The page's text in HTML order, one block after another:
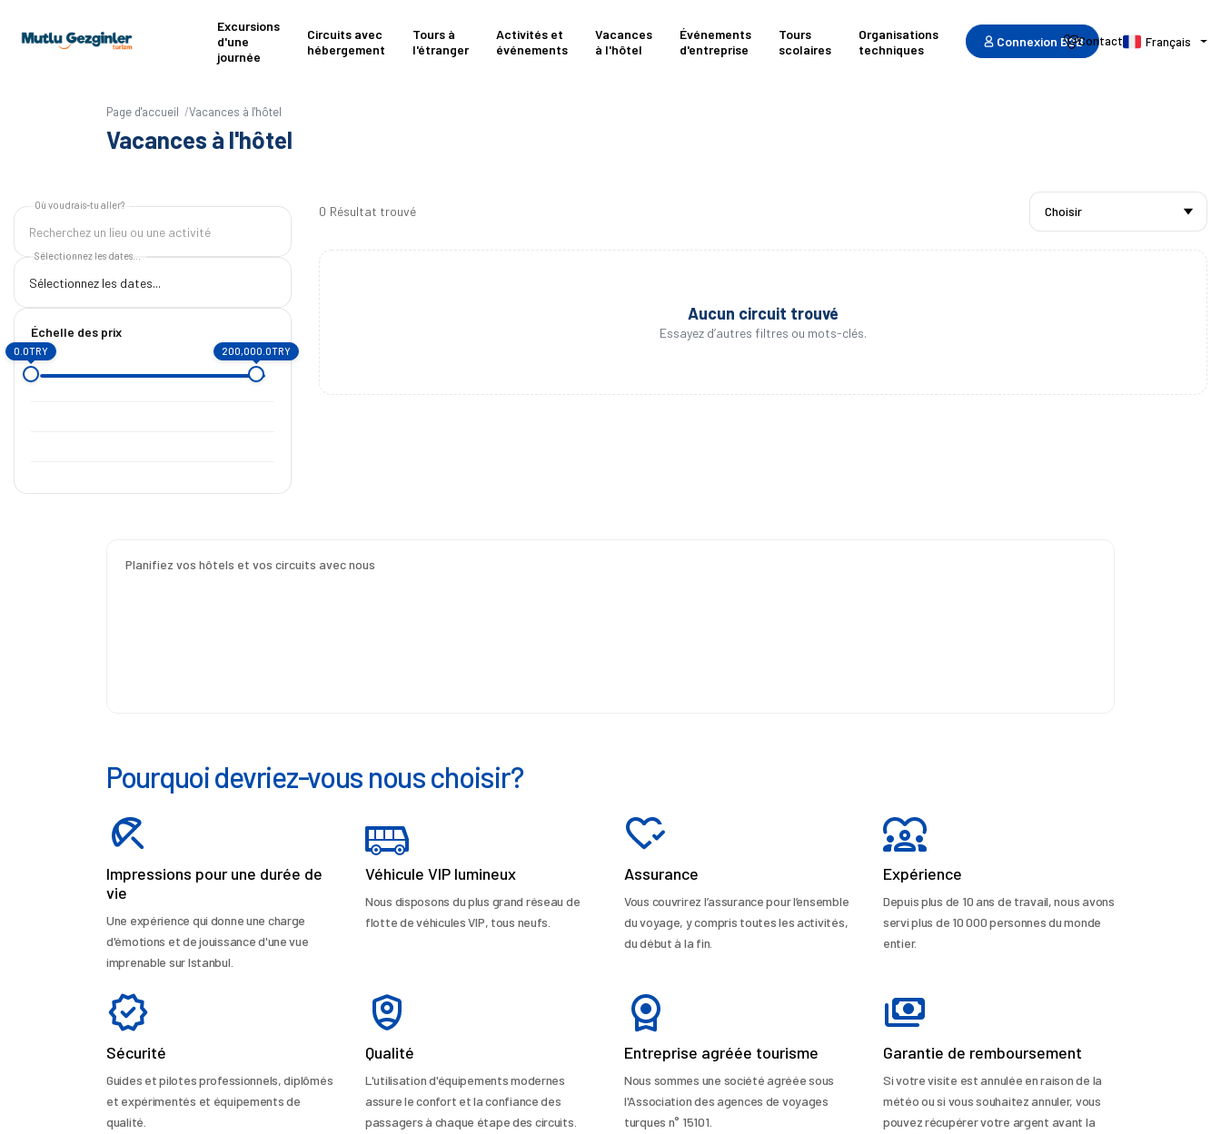
Excursions
d'une
journée
Circuits avec
hébergement
Tours à
l'étranger
Activités et
événements
Vacances
à l'hôtel
Événements
d'entreprise
Tours
scolaires
Organisations
techniques
Connexion B2BContact Français
Page d'accueil Vacances à l'hôtel
Vacances à l'hôtel
Où voudrais-tu aller?
Recherchez un lieu ou une activité
Sélectionnez les dates...
Échelle des prix
0.0TRY 200,000.0TRY
0 Résultat trouvé
Aucun circuit trouvé
Essayez d’autres filtres ou mots-clés.
Planifiez vos hôtels et vos circuits avec nous
Pourquoi devriez-vous nous choisir?
Impressions pour une durée de
vie
Une expérience qui donne une charge
d'émotions et de jouissance d'une vue
imprenable sur Istanbul.
Véhicule VIP lumineux
Nous disposons du plus grand réseau de
flotte de véhicules VIP, tous neufs.
Assurance
Vous couvrirez l’assurance pour l’ensemble
du voyage, y compris toutes les activités,
du début à la fin.
Expérience
Depuis plus de 10 ans de travail, nous avons
servi plus de 10 000 personnes du monde
entier.
Sécurité
Guides et pilotes professionnels, diplômés
et expérimentés et équipements de
qualité.
Qualité
L'utilisation d'équipements modernes
assure le confort et la confiance des
passagers à chaque étape des circuits.
Entreprise agréée tourisme
Nous sommes une société agréée sous
l'Association des agences de voyages
turques n° 15101.
Garantie de remboursement
Si votre visite est annulée en raison de la
météo ou si vous souhaitez annuler, vous
pouvez récupérer votre argent avant la